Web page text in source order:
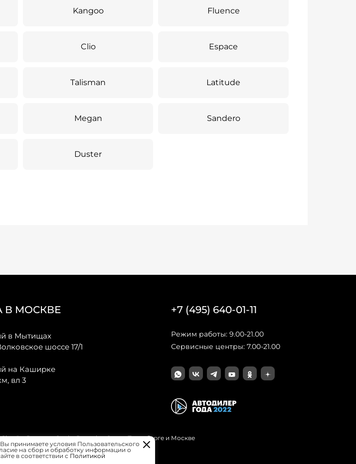
Kangoo Fluence
Clio Espace
Talisman Latitude
Megan Sandero
Duster
В МОСКВЕ
в Мытищах
шоссе 17/1
на Каширке
вл 3
+7 (495) 640-01-11
Режим работы: 9.00-21.00
Сервисные центры: 7.00-21.00
Peugeot, Opel и Renault в Санкт-Петербурге и Москве
принимаете условия Пользовательского
на сбор и обработку информации о
в соответствии с Политикой